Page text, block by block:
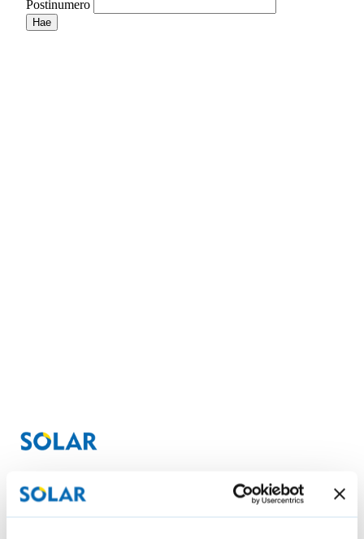
© 2026 Solar Kaihdin Oy